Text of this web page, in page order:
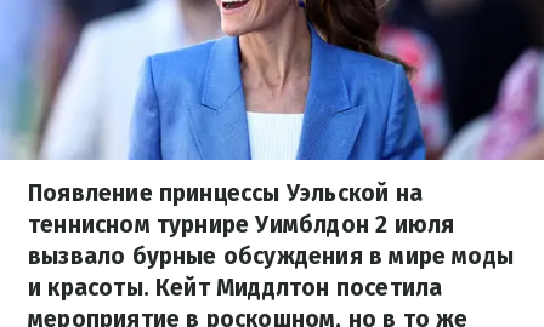
Появление принцессы Уэльской на
теннисном турнире Уимблдон 2 июля
вызвало бурные обсуждения в мире моды
и красоты. Кейт Миддлтон посетила
мероприятие в роскошном, но в то же